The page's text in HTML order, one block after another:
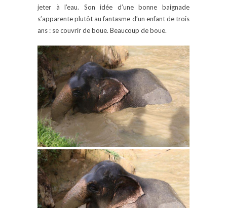
jeter à l’eau. Son idée d’une bonne baignade
s’apparente plutôt au fantasme d’un enfant de trois
ans : se couvrir de boue. Beaucoup de boue.